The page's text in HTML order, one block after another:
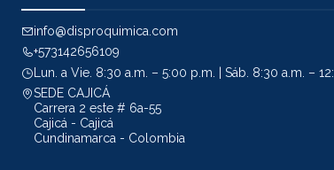
info@disproquimica.com
+573142656109
Lun. a Vie. 8:30 a.m. – 5:00 p.m. | Sáb. 8:30 a.m. –
SEDE CAJICÁ
Carrera 2 este # 6a-55
Cajicá - Cajicá
Cundinamarca - Colombia